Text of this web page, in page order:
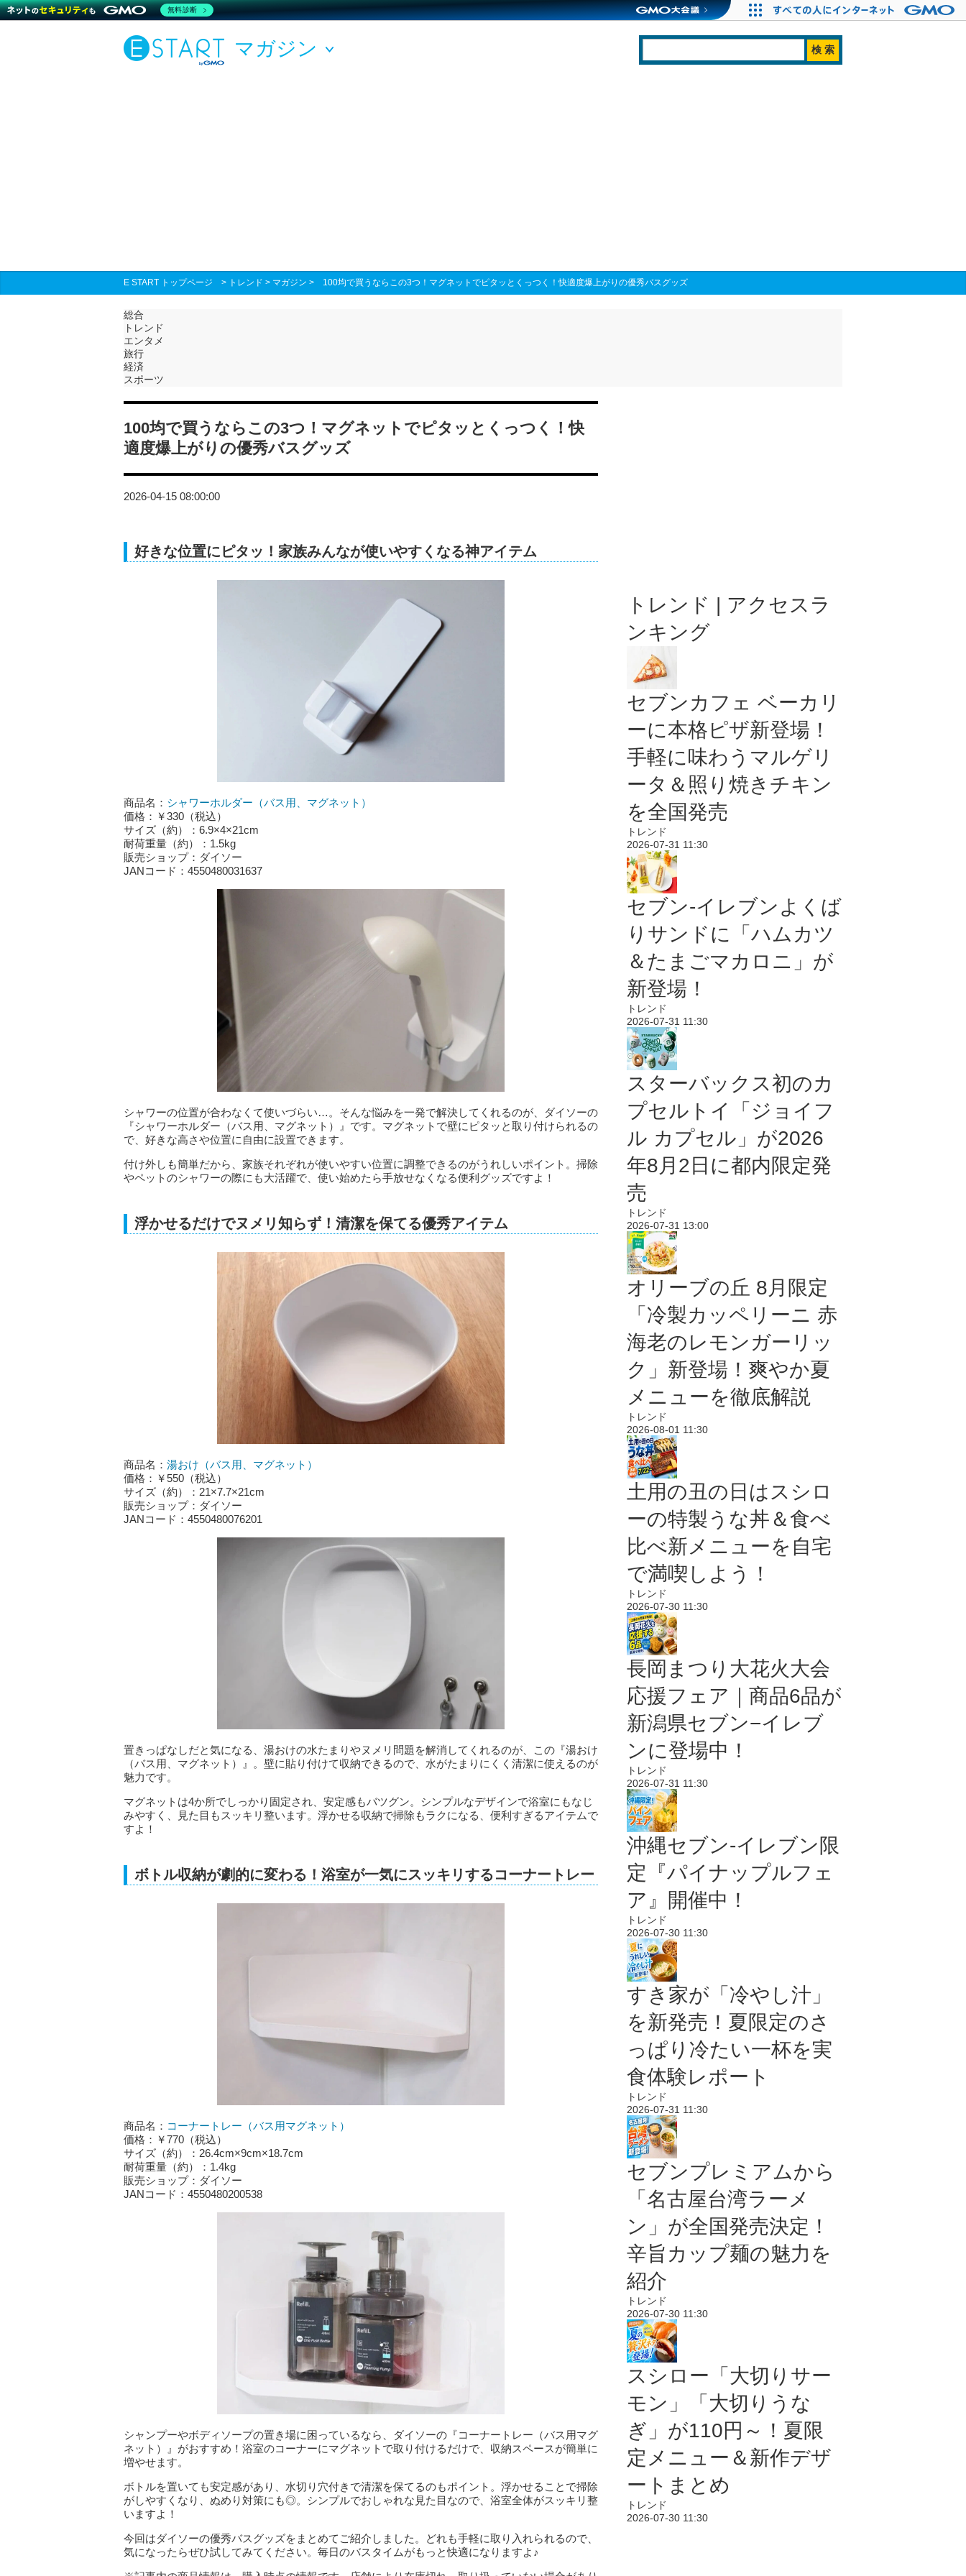
マガジン
E START トップページ > トレンド > マガジン > 100均で買うならこの3つ！マグネットでピタッとくっつく！快適度爆上がりの優秀バスグッズ
総合
トレンド
エンタメ
旅行
経済
スポーツ
100均で買うならこの3つ！マグネットでピタッとくっつく！快
適度爆上がりの優秀バスグッズ
2026-04-15 08:00:00
好きな位置にピタッ！家族みんなが使いやすくなる神アイテム
商品名： シャワーホルダー（バス用、マグネット）
価格：￥330（税込）
サイズ（約）：6.9×4×21cm
耐荷重量（約）：1.5kg
販売ショップ：ダイソー
JANコード：4550480031637
シャワーの位置が合わなくて使いづらい…。そんな悩みを一発で解決してくれるのが、ダイソーの
『シャワーホルダー（バス用、マグネット）』です。マグネットで壁にピタッと取り付けられるの
で、好きな高さや位置に自由に設置できます。
付け外しも簡単だから、家族それぞれが使いやすい位置に調整できるのがうれしいポイント。掃除
やペットのシャワーの際にも大活躍で、使い始めたら手放せなくなる便利グッズですよ！
浮かせるだけでヌメリ知らず！清潔を保てる優秀アイテム
商品名： 湯おけ（バス用、マグネット）
価格：￥550（税込）
サイズ（約）：21×7.7×21cm
販売ショップ：ダイソー
JANコード：4550480076201
置きっぱなしだと気になる、湯おけの水たまりやヌメリ問題を解消してくれるのが、この『湯おけ
（バス用、マグネット）』。壁に貼り付けて収納できるので、水がたまりにくく清潔に使えるのが
魅力です。
マグネットは4か所でしっかり固定され、安定感もバツグン。シンプルなデザインで浴室にもなじ
みやすく、見た目もスッキリ整います。浮かせる収納で掃除もラクになる、便利すぎるアイテムで
すよ！
ボトル収納が劇的に変わる！浴室が一気にスッキリするコーナートレー
商品名： コーナートレー（バス用マグネット）
価格：￥770（税込）
サイズ（約）：26.4cm×9cm×18.7cm
耐荷重量（約）：1.4kg
販売ショップ：ダイソー
JANコード：4550480200538
シャンプーやボディソープの置き場に困っているなら、ダイソーの『コーナートレー（バス用マグ
ネット）』がおすすめ！浴室のコーナーにマグネットで取り付けるだけで、収納スペースが簡単に
増やせます。
ボトルを置いても安定感があり、水切り穴付きで清潔を保てるのもポイント。浮かせることで掃除
がしやすくなり、ぬめり対策にも◎。シンプルでおしゃれな見た目なので、浴室全体がスッキリ整
いますよ！
今回はダイソーの優秀バスグッズをまとめてご紹介しました。どれも手軽に取り入れられるので、
気になったらぜひ試してみてください。毎日のバスタイムがもっと快適になりますよ♪
トレンド | アクセスラ
ンキング
セブンカフェ ベーカリ
ーに本格ピザ新登場！
手軽に味わうマルゲリ
ータ＆照り焼きチキン
を全国発売
トレンド
2026-07-31 11:30
セブン‐イレブンよくば
りサンドに「ハムカツ
＆たまごマカロニ」が
新登場！
トレンド
2026-07-31 11:30
スターバックス初のカ
プセルトイ「ジョイフ
ル カプセル」が2026
年8月2日に都内限定発
売
トレンド
2026-07-31 13:00
オリーブの丘 8月限定
「冷製カッペリーニ 赤
海老のレモンガーリッ
ク」新登場！爽やか夏
メニューを徹底解説
トレンド
2026-08-01 11:30
土用の丑の日はスシロ
ーの特製うな丼＆食べ
比べ新メニューを自宅
で満喫しよう！
トレンド
2026-07-30 11:30
長岡まつり大花火大会
応援フェア｜商品6品が
新潟県セブン−イレブ
ンに登場中！
トレンド
2026-07-31 11:30
沖縄セブン‐イレブン限
定『パイナップルフェ
ア』開催中！
トレンド
2026-07-30 11:30
すき家が「冷やし汁」
を新発売！夏限定のさ
っぱり冷たい一杯を実
食体験レポート
トレンド
2026-07-31 11:30
セブンプレミアムから
「名古屋台湾ラーメ
ン」が全国発売決定！
辛旨カップ麺の魅力を
紹介
トレンド
2026-07-30 11:30
スシロー「大切りサー
モン」「大切りうな
ぎ」が110円～！夏限
定メニュー＆新作デザ
ートまとめ
トレンド
2026-07-30 11:30
無料診断